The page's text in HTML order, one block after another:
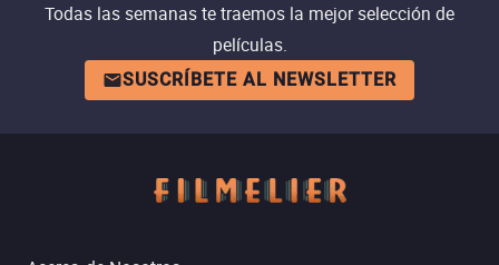
Todas las semanas te traemos la mejor selección de
películas.
SUSCRÍBETE AL NEWSLETTER